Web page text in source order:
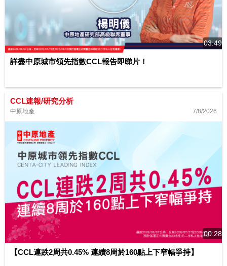
03:49
詳盡中原城市領先指數CCL報告即睇片！
CCL速報/研究分析
中原地產 7/8/2026
00:28
【CCL連跌2周共0.45% 連續8周於160點上下窄幅爭持】